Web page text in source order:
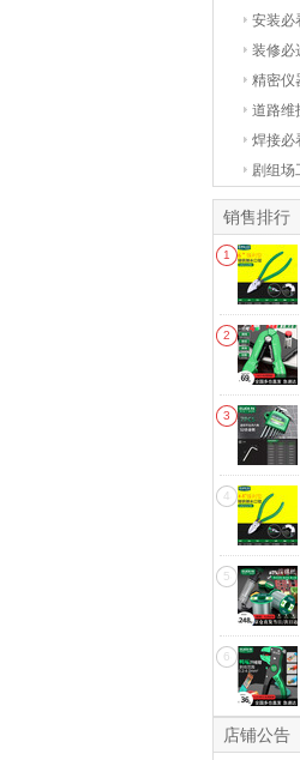
安装必
装修必
精密仪
道路维
焊接必
剧组场
销售排行
1
2
3
4
5
6
店铺公告